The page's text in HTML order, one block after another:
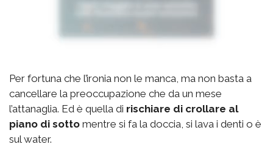
Per fortuna che l’ironia non le manca, ma non basta a
cancellare la preoccupazione che da un mese
l’attanaglia. Ed è quella di rischiare di crollare al
piano di sotto mentre si fa la doccia, si lava i denti o è
sul water.